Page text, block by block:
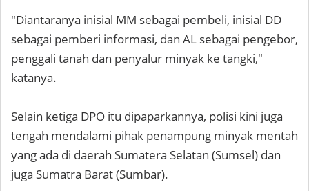
"Diantaranya inisial MM sebagai pembeli, inisial DD
sebagai pemberi informasi, dan AL sebagai pengebor,
penggali tanah dan penyalur minyak ke tangki,"
katanya.
Selain ketiga DPO itu dipaparkannya, polisi kini juga
tengah mendalami pihak penampung minyak mentah
yang ada di daerah Sumatera Selatan (Sumsel) dan
juga Sumatra Barat (Sumbar).